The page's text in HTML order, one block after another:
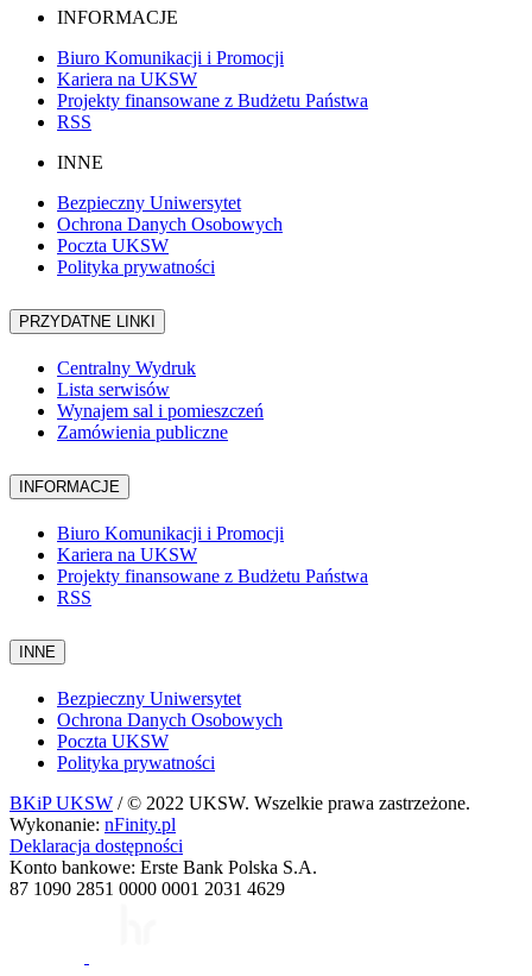
INFORMACJE
Biuro Komunikacji i Promocji
Kariera na UKSW
Projekty finansowane z Budżetu Państwa
RSS
INNE
Bezpieczny Uniwersytet
Ochrona Danych Osobowych
Poczta UKSW
Polityka prywatności
PRZYDATNE LINKI
Centralny Wydruk
Lista serwisów
Wynajem sal i pomieszczeń
Zamówienia publiczne
INFORMACJE
Biuro Komunikacji i Promocji
Kariera na UKSW
Projekty finansowane z Budżetu Państwa
RSS
INNE
Bezpieczny Uniwersytet
Ochrona Danych Osobowych
Poczta UKSW
Polityka prywatności
BKiP UKSW / © 2022 UKSW. Wszelkie prawa zastrzeżone.
Wykonanie: nFinity.pl
Deklaracja dostępności
Konto bankowe: Erste Bank Polska S.A.
87 1090 2851 0000 0001 2031 4629